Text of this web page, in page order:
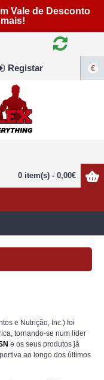
Vale de Desconto
€
Registar
0 item(s) - 0,00€
e Nutrição, Inc.) foi
tornando-se num líder
e os seus produtos já
ao longo dos últimos